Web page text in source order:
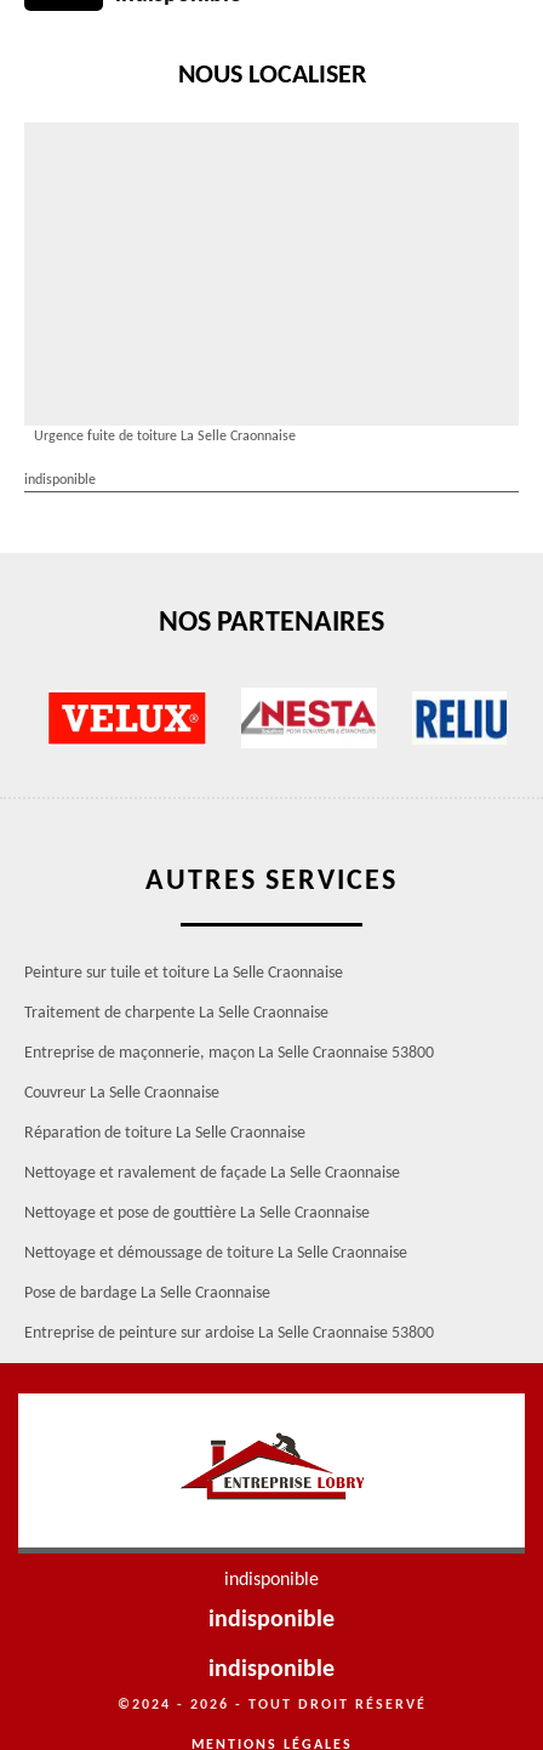
NOUS LOCALISER
Urgence fuite de toiture La Selle Craonnaise
indisponible
NOS PARTENAIRES
AUTRES SERVICES
Peinture sur tuile et toiture La Selle Craonnaise
Traitement de charpente La Selle Craonnaise
Entreprise de maçonnerie, maçon La Selle Craonnaise 53800
Couvreur La Selle Craonnaise
Réparation de toiture La Selle Craonnaise
Nettoyage et ravalement de façade La Selle Craonnaise
Nettoyage et pose de gouttière La Selle Craonnaise
Nettoyage et démoussage de toiture La Selle Craonnaise
Pose de bardage La Selle Craonnaise
Entreprise de peinture sur ardoise La Selle Craonnaise 53800
indisponible
indisponible
indisponible
©2024 - 2026 - TOUT DROIT RÉSERVÉ
MENTIONS LÉGALES